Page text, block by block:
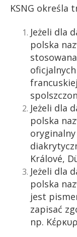
KSNG określa
Jeżeli dla
polska
Jeżeli dla
polska
Králové,
Jeżeli dla
polska
jest
zapisać
np.